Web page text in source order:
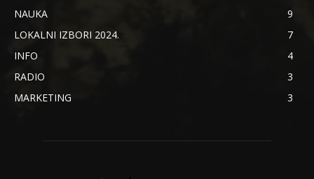
NAUKA
9
LOKALNI IZBORI 2024.
7
INFO
4
RADIO
3
MARKETING
3